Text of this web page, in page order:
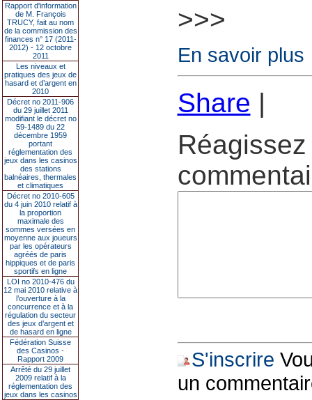
Rapport d'information
de M. François
TRUCY, fait au nom
de la commission des
finances n° 17 (2011-
2012) - 12 octobre
2011
Les niveaux et
pratiques des jeux de
hasard et d’argent en
2010
Décret no 2011-906
du 29 juillet 2011
modifiant le décret no
59-1489 du 22
décembre 1959
portant
réglementation des
jeux dans les casinos
des stations
balnéaires, thermales
et climatiques
Décret no 2010-605
du 4 juin 2010 relatif à
la proportion
maximale des
sommes versées en
moyenne aux joueurs
par les opérateurs
agréés de paris
hippiques et de paris
sportifs en ligne
LOI no 2010-476 du
12 mai 2010 relative à
l’ouverture à la
concurrence et à la
régulation du secteur
des jeux d’argent et
de hasard en ligne
Fédération Suisse
des Casinos -
Rapport 2009
Arrêté du 29 juillet
2009 relatif à la
réglementation des
jeux dans les casinos
>>>
En savoir plus
Share |
S'inscrire
un